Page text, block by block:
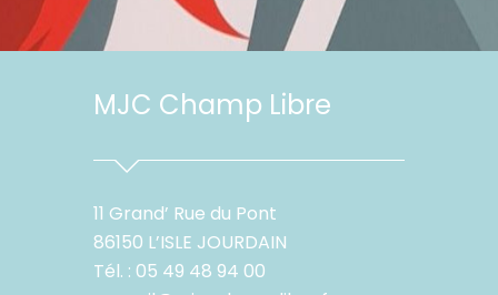
MJC Champ Libre
11 Grand’ Rue du Pont
86150 L’ISLE JOURDAIN
Tél. : 05 49 48 94 00